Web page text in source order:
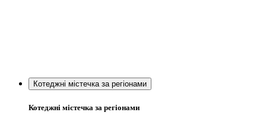
Котеджні містечка за регіонами
Котеджні містечка за регіонами